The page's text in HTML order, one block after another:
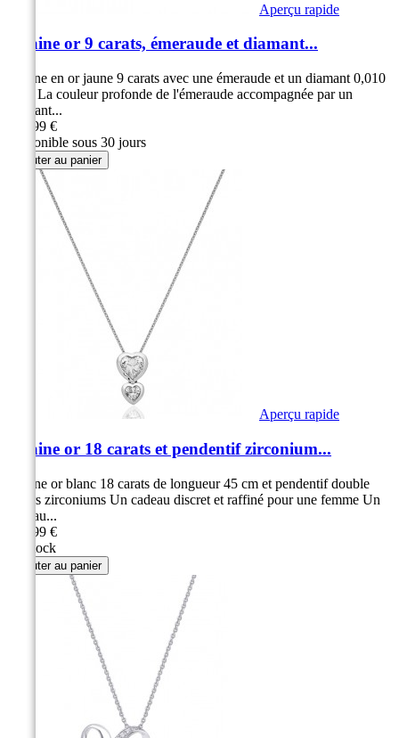
Aperçu rapide
Chaine or 9 carats, émeraude et diamant...
Chaine en or jaune 9 carats avec une émeraude et un diamant 0,010
carat La couleur profonde de l'émeraude accompagnée par un
diamant...
379,99 €
Disponible sous 30 jours
Ajouter au panier
Aperçu rapide
Chaine or 18 carats et pendentif zirconium...
Chaine or blanc 18 carats de longueur 45 cm et pendentif double
cœurs zirconiums Un cadeau discret et raffiné pour une femme Un
cadeau...
389,99 €
En stock
Ajouter au panier